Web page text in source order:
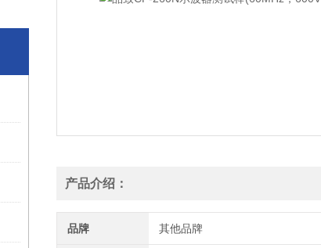
产品介绍：
品牌 其他品牌